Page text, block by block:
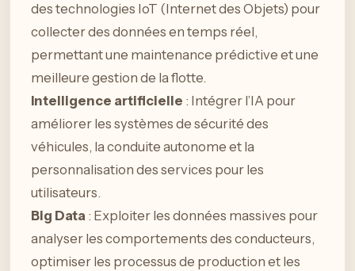
des technologies IoT (Internet des Objets) pour
collecter des données en temps réel,
permettant une maintenance prédictive et une
meilleure gestion de la flotte.
Intelligence artificielle : Intégrer l’IA pour
améliorer les systèmes de sécurité des
véhicules, la conduite autonome et la
personnalisation des services pour les
utilisateurs.
Big Data : Exploiter les données massives pour
analyser les comportements des conducteurs,
optimiser les processus de production et les